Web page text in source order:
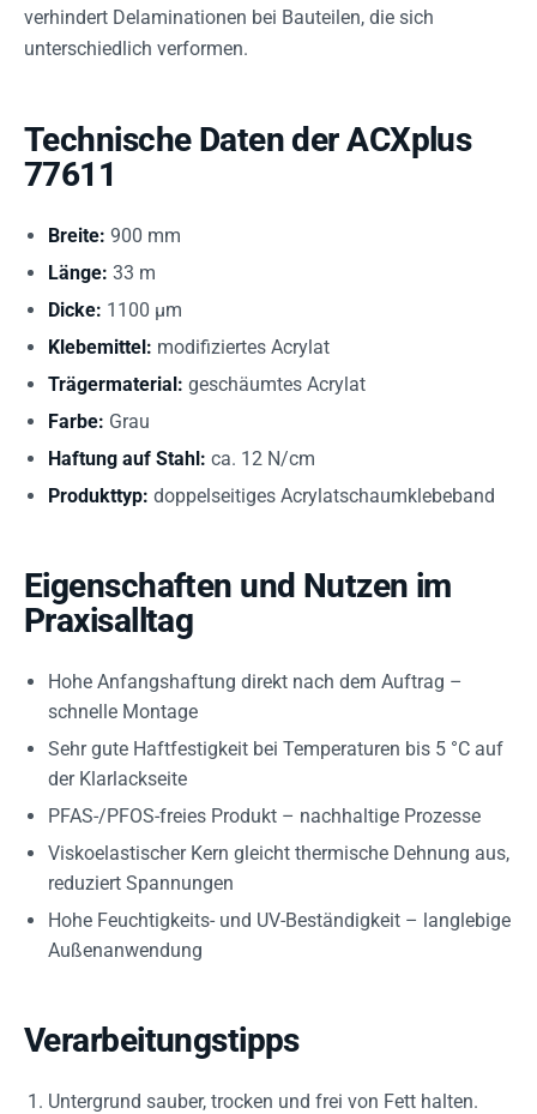
verhindert Delaminationen bei Bauteilen, die sich
unterschiedlich verformen.
Technische Daten der ACXplus
77611
Breite: 900 mm
Länge: 33 m
Dicke: 1100 µm
Klebemittel: modifiziertes Acrylat
Trägermaterial: geschäumtes Acrylat
Farbe: Grau
Haftung auf Stahl: ca. 12 N/cm
Produkttyp: doppelseitiges Acrylatschaumklebeband
Eigenschaften und Nutzen im
Praxisalltag
Hohe Anfangshaftung direkt nach dem Auftrag –
schnelle Montage
Sehr gute Haftfestigkeit bei Temperaturen bis 5 °C auf
der Klarlackseite
PFAS-/PFOS-freies Produkt – nachhaltige Prozesse
Viskoelastischer Kern gleicht thermische Dehnung aus,
reduziert Spannungen
Hohe Feuchtigkeits- und UV-Beständigkeit – langlebige
Außenanwendung
Verarbeitungstipps
Untergrund sauber, trocken und frei von Fett halten.